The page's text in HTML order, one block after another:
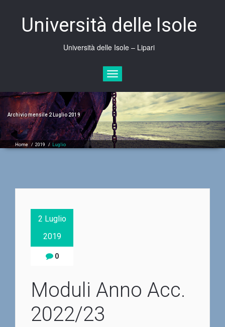
Università delle Isole
Università delle Isole – Lipari
Mostra
o
nascondi
la
navigazione
Archivio mensile 2 Luglio 2019
Home / 2019 / Luglio
2 Luglio
2019
0
Moduli Anno Acc.
2022/23